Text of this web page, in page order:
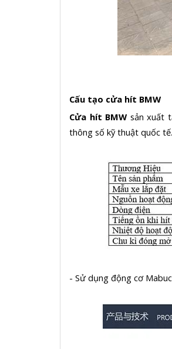
Cấu tạo cửa hít BMW
Cửa hít BMW sản xuất
thông số kỹ thuật quốc
- Sử dụng động cơ